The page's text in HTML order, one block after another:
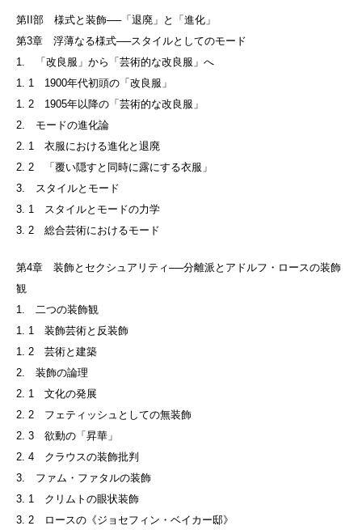
第II部 様式と装飾──「退廃」と「進化」
第3章 浮薄なる様式──スタイルとしてのモード
1. 「改良服」から「芸術的な改良服」へ
1. 1 1900年代初頭の「改良服」
1. 2 1905年以降の「芸術的な改良服」
2. モードの進化論
2. 1 衣服における進化と退廃
2. 2 「覆い隠すと同時に露にする衣服」
3. スタイルとモード
3. 1 スタイルとモードの力学
3. 2 総合芸術におけるモード
第4章 装飾とセクシュアリティ──分離派とアドルフ・ロースの装飾
観
1. 二つの装飾観
1. 1 装飾芸術と反装飾
1. 2 芸術と建築
2. 装飾の論理
2. 1 文化の発展
2. 2 フェティッシュとしての無装飾
2. 3 欲動の「昇華」
2. 4 クラウスの装飾批判
3. ファム・ファタルの装飾
3. 1 クリムトの眼状装飾
3. 2 ロースの《ジョセフィン・ベイカー邸》